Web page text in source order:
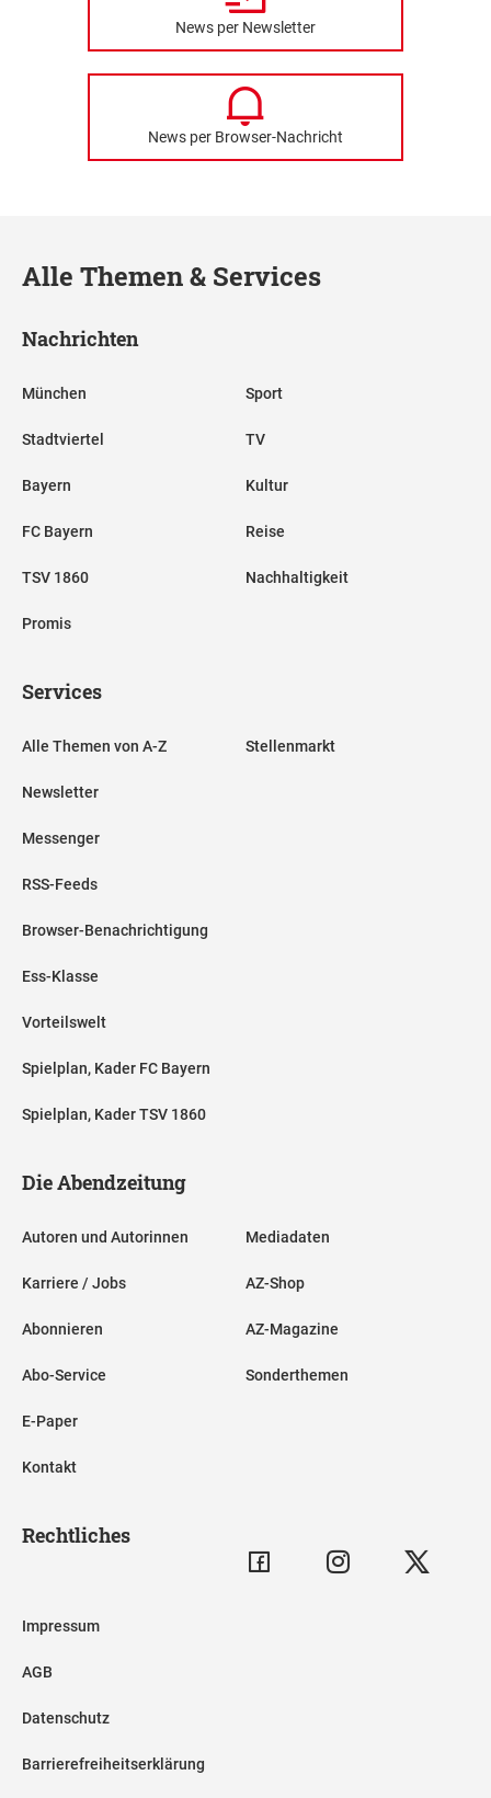
News per Newsletter
News per Browser-Nachricht
Alle Themen & Services
Nachrichten
München
Stadtviertel
Bayern
FC Bayern
TSV 1860
Promis
Sport
TV
Kultur
Reise
Nachhaltigkeit
Services
Alle Themen von A-Z
Newsletter
Messenger
RSS-Feeds
Browser-Benachrichtigung
Ess-Klasse
Vorteilswelt
Spielplan, Kader FC Bayern
Spielplan, Kader TSV 1860
Stellenmarkt
Die Abendzeitung
Autoren und Autorinnen
Karriere / Jobs
Abonnieren
Abo-Service
E-Paper
Kontakt
Mediadaten
AZ-Shop
AZ-Magazine
Sonderthemen
Rechtliches
Impressum
AGB
Datenschutz
Barrierefreiheitserklärung